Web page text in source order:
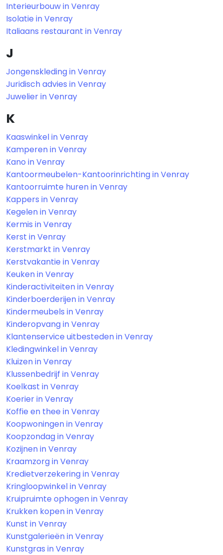
Interieurbouw in Venray
Isolatie in Venray
Italiaans restaurant in Venray
J
Jongenskleding in Venray
Juridisch advies in Venray
Juwelier in Venray
K
Kaaswinkel in Venray
Kamperen in Venray
Kano in Venray
Kantoormeubelen-Kantoorinrichting in Venray
Kantoorruimte huren in Venray
Kappers in Venray
Kegelen in Venray
Kermis in Venray
Kerst in Venray
Kerstmarkt in Venray
Kerstvakantie in Venray
Keuken in Venray
Kinderactiviteiten in Venray
Kinderboerderijen in Venray
Kindermeubels in Venray
Kinderopvang in Venray
Klantenservice uitbesteden in Venray
Kledingwinkel in Venray
Kluizen in Venray
Klussenbedrijf in Venray
Koelkast in Venray
Koerier in Venray
Koffie en thee in Venray
Koopwoningen in Venray
Koopzondag in Venray
Kozijnen in Venray
Kraamzorg in Venray
Kredietverzekering in Venray
Kringloopwinkel in Venray
Kruipruimte ophogen in Venray
Krukken kopen in Venray
Kunst in Venray
Kunstgalerieën in Venray
Kunstgras in Venray